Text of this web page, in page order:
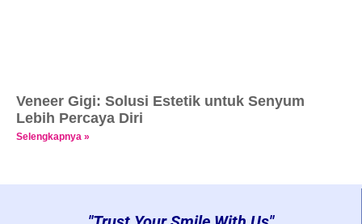
Veneer Gigi: Solusi Estetik untuk Senyum
Lebih Percaya Diri
Selengkapnya »